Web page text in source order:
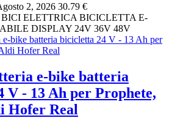
2, 2026 30.79 €
ELETTRICA BICICLETTA E-
DISPLAY 24V 36V 48V
e-bike batteria
V - 13 Ah per Prophete,
Hofer Real